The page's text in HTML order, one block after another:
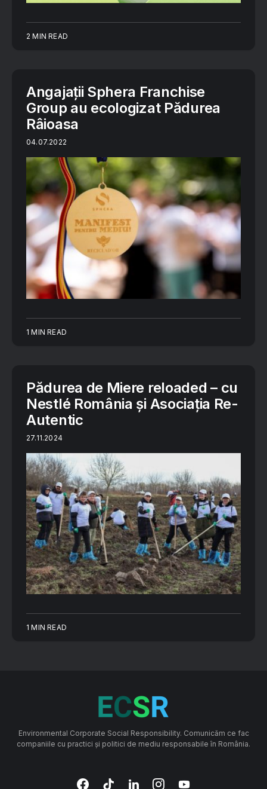
2 MIN READ
Angajații Sphera Franchise
Group au ecologizat Pădurea
Râioasa
04.07.2022
1 MIN READ
Pădurea de Miere reloaded – cu
Nestlé România și Asociația Re-
Autentic
27.11.2024
1 MIN READ
Environmental Corporate Social Responsibility. Comunicăm ce fac
companiile cu practici și politici de mediu responsabile în România.